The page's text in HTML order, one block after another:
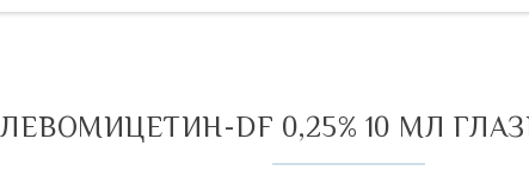
ЛЕВОМИЦЕТИН-DF 0,25% 10 МЛ